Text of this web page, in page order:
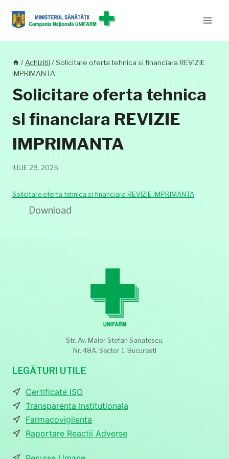
content
/ Achizitii / Solicitare oferta tehnica si financiara REVIZIE
IMPRIMANTA
Solicitare oferta tehnica
si financiara REVIZIE
IMPRIMANTA
IULIE 29, 2025
Solicitare oferta tehnica si financiara REVIZIE IMPRIMANTA
Download
Str. Av. Maior Stefan Sanatescu,
Nr. 48A, Sector 1, Bucuresti
LEGĂTURI UTILE
Certificate ISO
Transparenta Institutionala
Farmacovigilenta
Raportare Reactii Adverse